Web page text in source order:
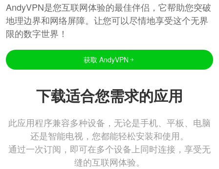
AndyVPN是您互联网体验的最佳伴侣，它帮助您突破
地理边界和网络屏障。让您可以尽情地享受这个无界
限的数字世界！
获取 AndyVPN
下载适合您需求的应用
此应用程序兼容多种设备，无论是手机、平板、电脑
还是智能电视，您都能轻松安装和使用。
通过一次订阅，即可在多个设备上同时连接，享受无
缝的互联网体验。